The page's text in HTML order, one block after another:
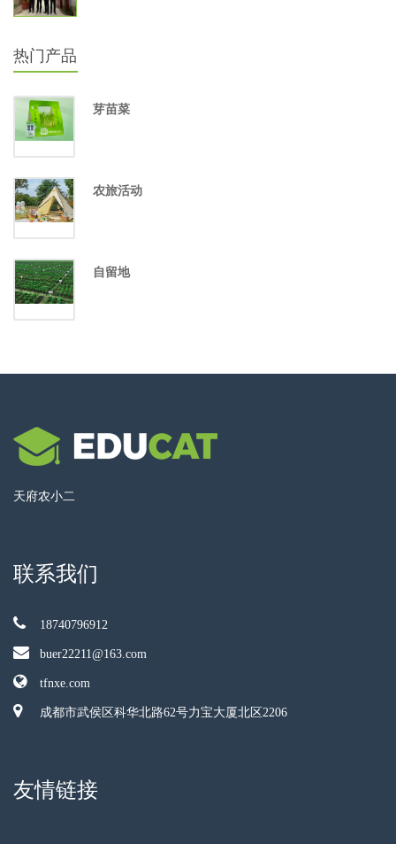
热门产品
芽苗菜
农旅活动
自留地
天府农小二
联系我们
18740796912
buer22211@163.com
tfnxe.com
成都市武侯区科华北路62号力宝大厦北区2206
友情链接